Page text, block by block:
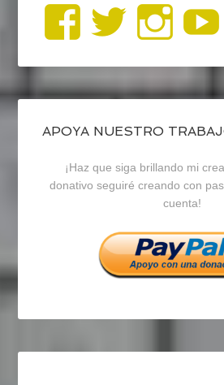
Ver
perfil
de
en
Ver
perfil
de
en
Ver
de
en
APOYA NUESTRO
¡Haz que siga brillando mi
donativo seguiré creando con
cuenta!